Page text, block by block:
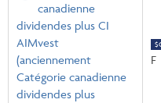
canadienne
dividendes plus CI
AIMvest
(anciennement
Catégorie canadienne
dividendes plus
F